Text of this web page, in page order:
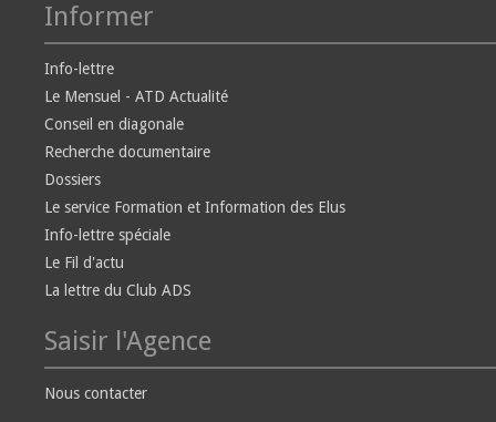
Informer
Info-lettre
Le Mensuel - ATD Actualité
Conseil en diagonale
Recherche documentaire
Dossiers
Le service Formation et Information des Elus
Info-lettre spéciale
Le Fil d'actu
La lettre du Club ADS
Saisir l'Agence
Nous contacter